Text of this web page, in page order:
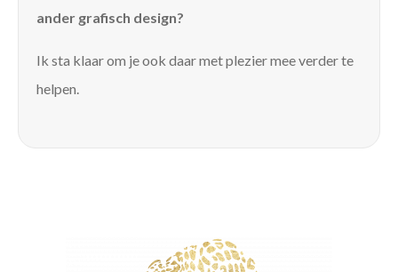
ander grafisch design?
Ik sta klaar om je ook daar met plezier mee verder te
helpen.